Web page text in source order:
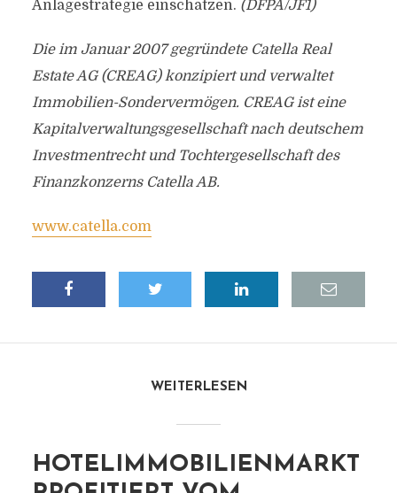
Anlagestrategie einschätzen. (DFPA/JF1)
Die im Januar 2007 gegründete Catella Real
Estate AG (CREAG) konzipiert und verwaltet
Immobilien-Sondervermögen. CREAG ist eine
Kapitalverwaltungsgesellschaft nach deutschem
Investmentrecht und Tochtergesellschaft des
Finanzkonzerns Catella AB.
www.catella.com
WEITERLESEN
HOTELIMMOBILIENMARKT